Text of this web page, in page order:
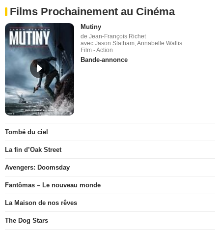
Films Prochainement au Cinéma
Mutiny
de Jean-François Richet
avec Jason Statham, Annabelle Wallis
Film - Action
Bande-annonce
Tombé du ciel
La fin d’Oak Street
Avengers: Doomsday
Fantômas – Le nouveau monde
La Maison de nos rêves
The Dog Stars